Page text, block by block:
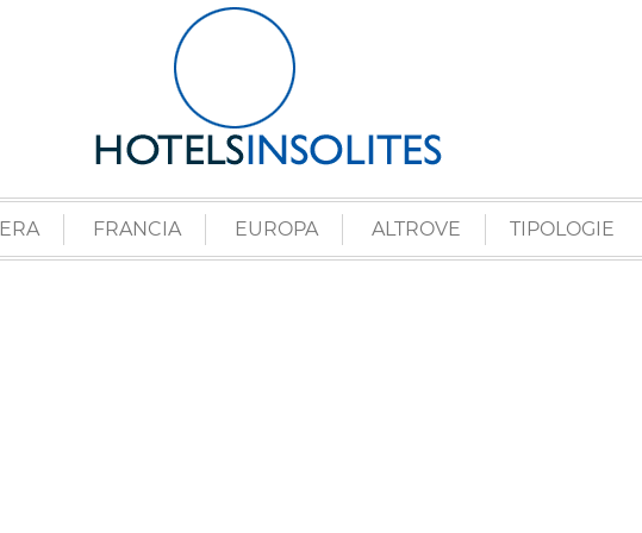
FRANCIA EUROPA ALTROVE TIPOLOGIE